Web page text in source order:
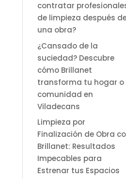
contratar
de limpieza después
una obra?
¿Cansado de la
suciedad? Descubre
cómo Brillanet
transforma tu hogar o
comunidad en
Viladecans
Limpieza por
Finalización de Obra
Brillanet: Resultados
Impecables para
Estrenar tus Espacios